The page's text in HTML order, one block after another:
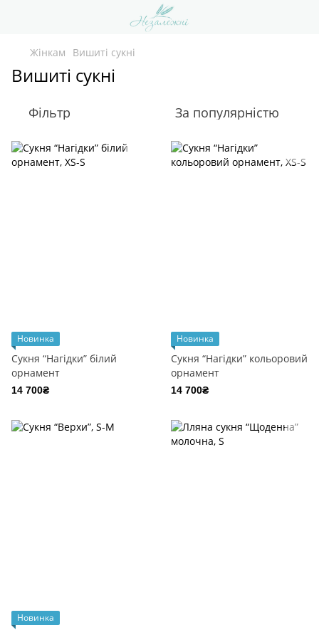
Жінкам Вишиті сукні
Вишиті сукні
Фільтр За популярністю
Новинка
Сукня “Нагідки” білий
орнамент
14 700₴
Новинка
Сукня “Нагідки” кольоровий
орнамент
14 700₴
Новинка